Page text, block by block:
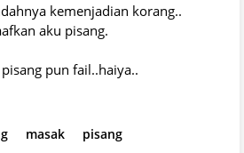
kemenjadian korang..
aku pisang.
pun fail..haiya..
masak pisang